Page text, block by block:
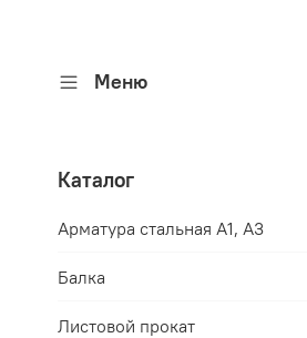
Меню
Каталог
Арматура стальная A1, A3
Балка
Листовой прокат